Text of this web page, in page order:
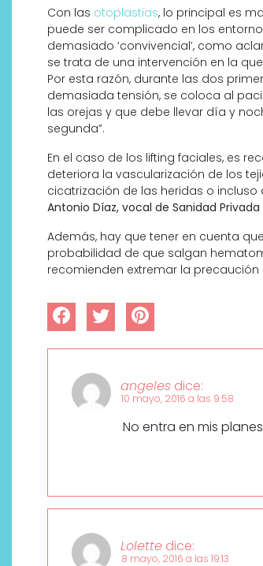
Con las otoplastias, lo principal es
puede ser complicado en los
demasiado ‘convivencial’, como
se trata de una intervención en la
Por esta razón, durante las dos
demasiada tensión, se coloca al
las orejas y que debe llevar día y
segunda”.
En el caso de los lifting faciales, es
deteriora la vascularización de los
cicatrización de las heridas o
Antonio Díaz, vocal de Sanidad Privada
Además, hay que tener en cuenta
probabilidad de que salgan
recomienden extremar la precaución
angeles dice:
10 mayo, 2016 a las 9:58
No entra en mis
Lolette dice:
8 mayo, 2016 a las 19:13